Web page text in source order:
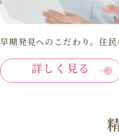
早期発見へのこだわり。住
詳しく見る